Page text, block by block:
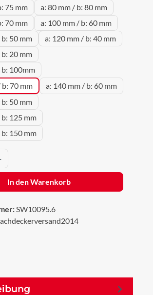
75 mm
a: 80 mm / b: 80 mm
70 mm
a: 100 mm / b: 60 mm
50 mm
a: 120 mm / b: 40 mm
20 mm
100mm
b: 70 mm
a: 140 mm / b: 60 mm
50 mm
125 mm
150 mm
Gib den gewünschten
In den Warenkorb
SW10095.6